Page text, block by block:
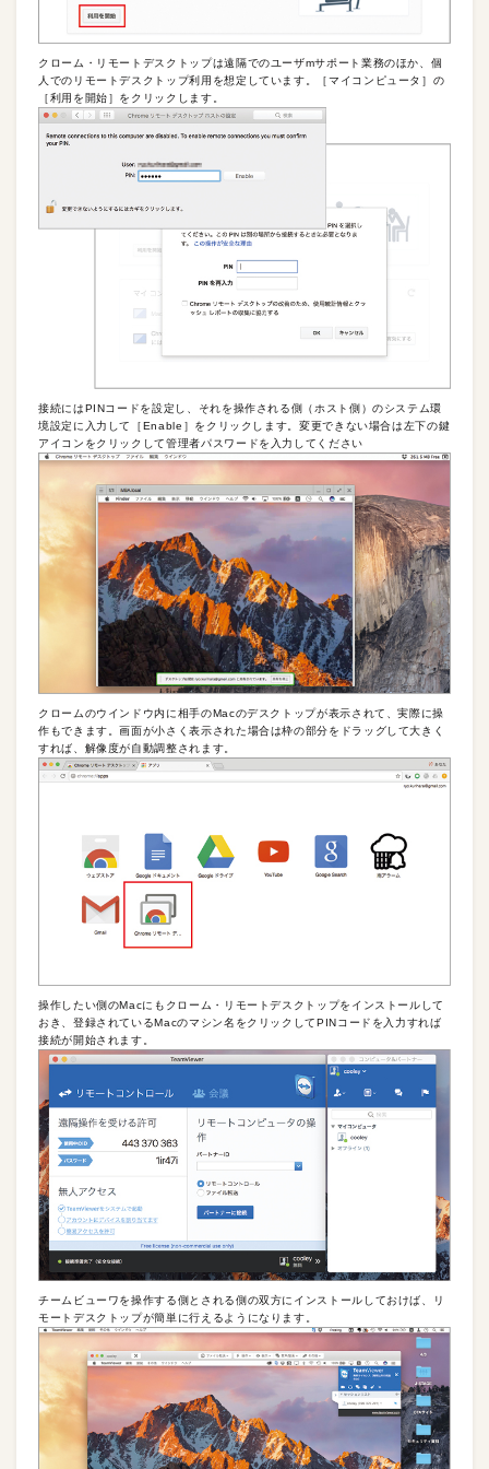
クローム・リモートデスクトップは遠隔でのユーザmサポート業務のほか、個
人でのリモートデスクトップ利用を想定しています。［マイコンピュータ］の
［利用を開始］をクリックします。
接続にはPINコードを設定し、それを操作される側（ホスト側）のシステム環
境設定に入力して［Enable］をクリックします。変更できない場合は左下の鍵
アイコンをクリックして管理者パスワードを入力してください
クロームのウインドウ内に相手のMacのデスクトップが表示されて、実際に操
作もできます。画面が小さく表示された場合は枠の部分をドラッグして大きく
すれば、解像度が自動調整されます。
操作したい側のMacにもクローム・リモートデスクトップをインストールして
おき、登録されているMacのマシン名をクリックしてPINコードを入力すれば
接続が開始されます。
チームビューワを操作する側とされる側の双方にインストールしておけば、リ
モートデスクトップが簡単に行えるようになります。